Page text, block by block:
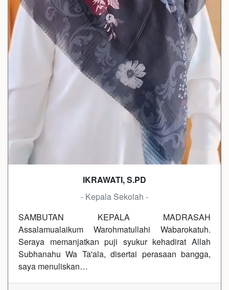
IKRAWATI, S.PD
- Kepala Sekolah -
SAMBUTAN KEPALA MADRASAH
Assalamualaikum Warohmatullahi Wabarokatuh.
Seraya memanjatkan puji syukur kehadirat Allah
Subhanahu Wa Ta'ala, disertai perasaan bangga,
saya menuliskan…